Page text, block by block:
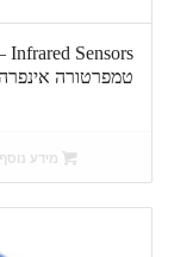
טמפרטורה
מידע נוסף